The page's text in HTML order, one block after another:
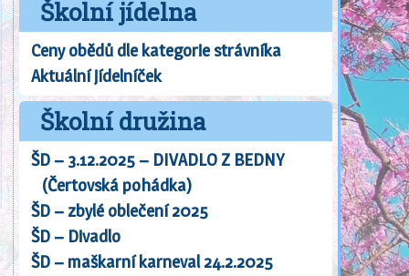
Školní jídelna
Ceny obědů dle kategorie strávníka
Aktuální jídelníček
Školní družina
ŠD – 3.12.2025 – DIVADLO Z BEDNY
(Čertovská pohádka)
ŠD – zbylé oblečení 2025
ŠD – Divadlo
ŠD – maškarní karneval 24.2.2025